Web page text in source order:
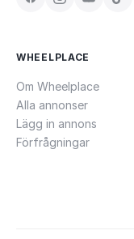
WHEELPLACE
Om Wheelplace
Alla annonser
Lägg in annons
Förfrågningar